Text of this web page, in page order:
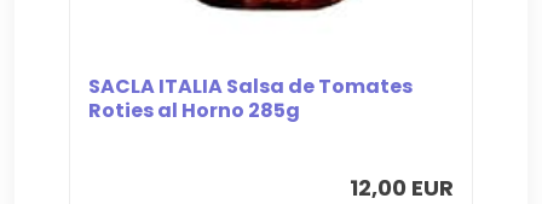
SACLA ITALIA Salsa de Tomates
Roties al Horno 285g
12,00 EUR